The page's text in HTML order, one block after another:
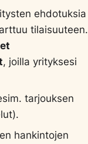
ehdotuksia
tilaisuuteen.
, joilla yrityksesi
tarjouksen
hankintojen